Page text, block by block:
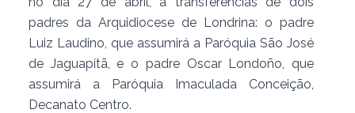
padres da Arquidiocese de Londrina: o padre
Luiz Laudino, que assumirá a Paróquia São José
de Jaguapítã, e o padre Oscar Londoño, que
assumirá a Paróquia Imaculada Conceição,
Decanato Centro.